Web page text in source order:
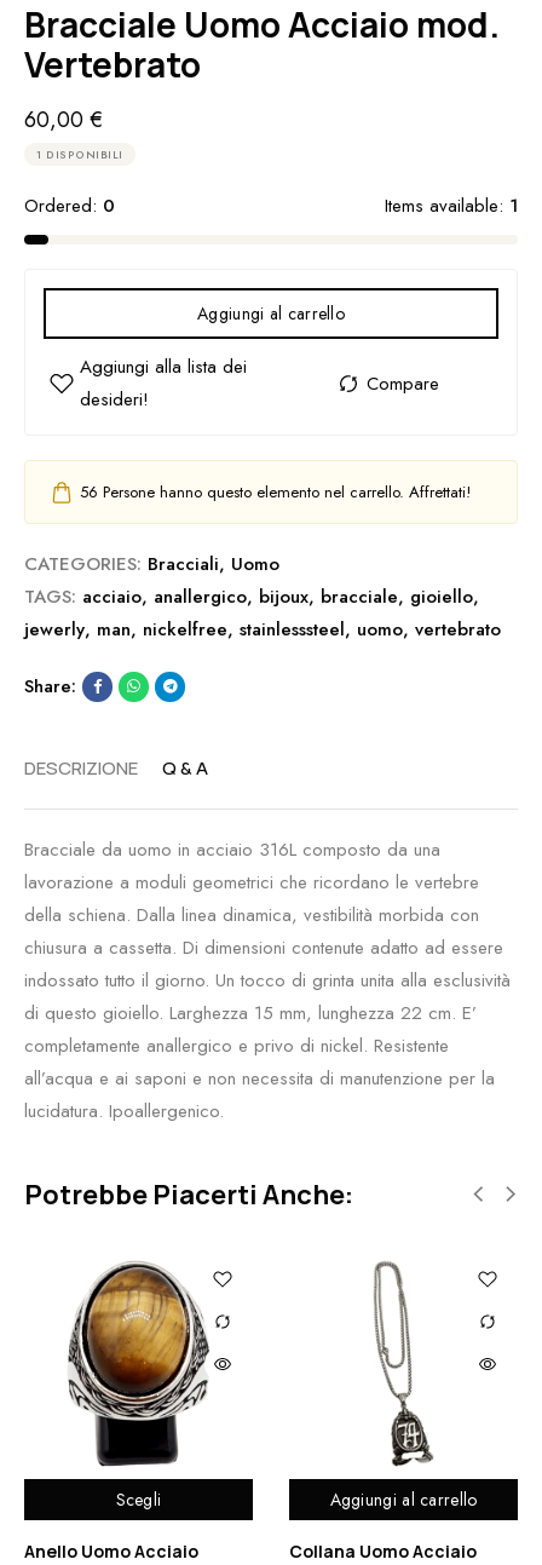
Bracciale Uomo Acciaio mod.
Vertebrato
60,00€
1 DISPONIBILI
Ordered: 0 Items available: 1
Aggiungi al carrello
56 Persone hanno questo elemento nel carrello. Affrettati!
CATEGORIES: Bracciali, Uomo
TAGS: acciaio, anallergico, bijoux, bracciale, gioiello,
jewerly, man, nickelfree, stainlesssteel, uomo, vertebrato
Share:
DESCRIZIONE Q & A
Bracciale da uomo in acciaio 316L composto da una
lavorazione a moduli geometrici che ricordano le vertebre
della schiena. Dalla linea dinamica, vestibilità morbida con
chiusura a cassetta. Di dimensioni contenute adatto ad essere
indossato tutto il giorno. Un tocco di grinta unita alla esclusività
di questo gioiello. Larghezza 15 mm, lunghezza 22 cm. E’
completamente anallergico e privo di nickel. Resistente
all’acqua e ai saponi e non necessita di manutenzione per la
lucidatura. Ipoallergenico.
Potrebbe Piacerti Anche:
Scegli
Anello Uomo Acciaio
Aggiungi al carrello
Collana Uomo Acciaio